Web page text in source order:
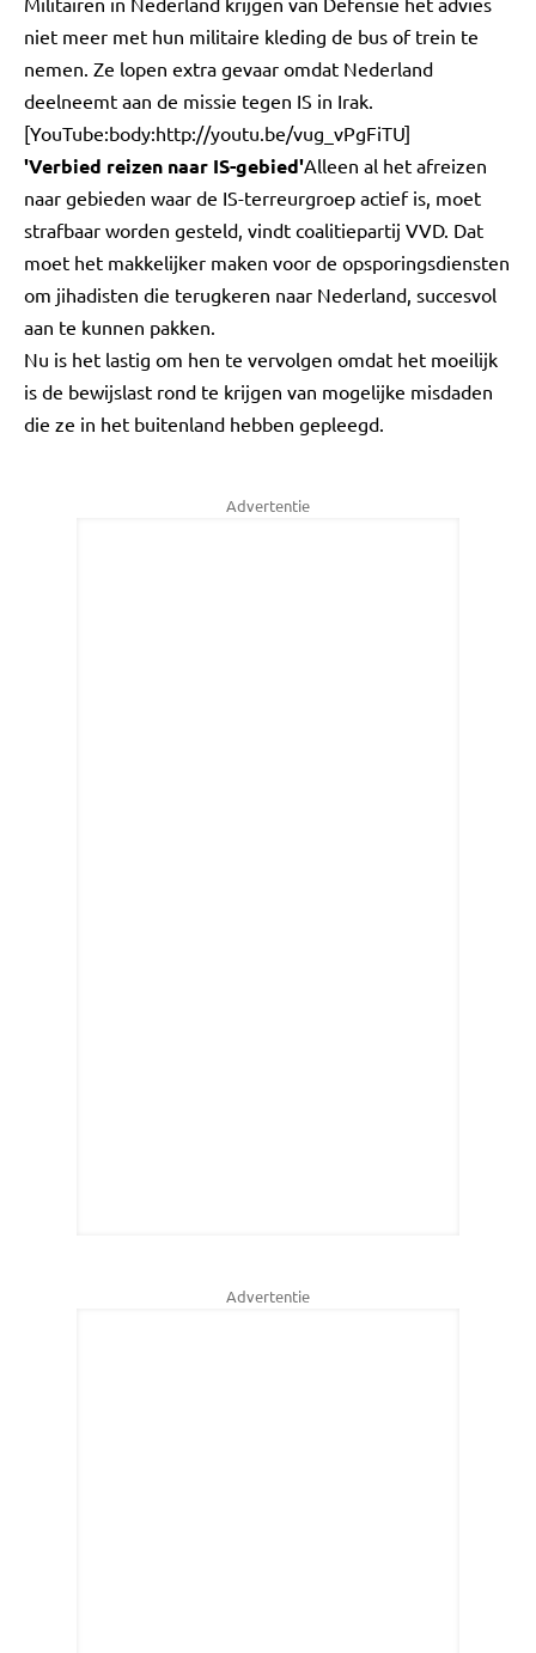
niet meer met hun militaire kleding de bus of trein te
nemen. Ze lopen extra gevaar omdat Nederland
deelneemt aan de missie tegen IS in Irak.
[YouTube:body:http://youtu.be/vug_vPgFiTU]
'Verbied reizen naar IS-gebied'Alleen al het afreizen
naar gebieden waar de IS-terreurgroep actief is, moet
strafbaar worden gesteld, vindt coalitiepartij VVD. Dat
moet het makkelijker maken voor de opsporingsdiensten
om jihadisten die terugkeren naar Nederland, succesvol
aan te kunnen pakken.
Nu is het lastig om hen te vervolgen omdat het moeilijk
is de bewijslast rond te krijgen van mogelijke misdaden
die ze in het buitenland hebben gepleegd.
Advertentie
Advertentie